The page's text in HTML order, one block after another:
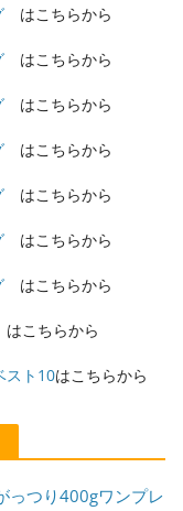
はこちらから
はこちらから
はこちらから
はこちらから
はこちらから
はこちらから
はこちらから
はこちらから
スト10はこちらから
っつり400gワンプレ